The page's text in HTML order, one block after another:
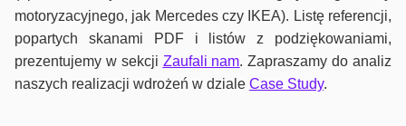
motoryzacyjnego, jak Mercedes czy IKEA). Listę referencji,
popartych skanami PDF i listów z podziękowaniami,
prezentujemy w sekcji Zaufali nam. Zapraszamy do analiz
naszych realizacji wdrożeń w dziale Case Study.